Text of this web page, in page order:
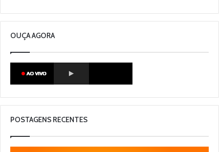
OUÇA AGORA
POSTAGENS RECENTES